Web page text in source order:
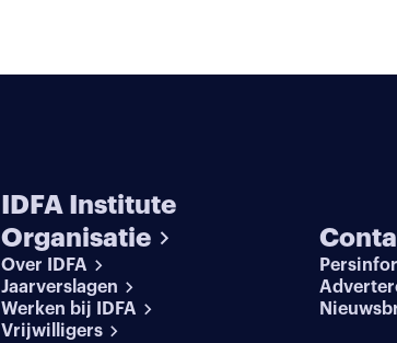
IDFA Institute
Organisatie
Over IDFA
Jaarverslagen
Werken bij IDFA
Vrijwilligers